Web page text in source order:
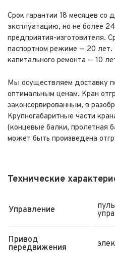
Срок гарантии 18 месяцев со
эксплуатацию, но не более
предприятия-изготовителя.
паспортном режиме — 20 лет.
капитального ремонта — 10
Мы осуществляем доставку
оптимальным ценам. Кран
законсервированным, в
Крупногабаритные части
(концевые балки, пролетная
может быть произведена
Технические
Управление
Привод
передвижения